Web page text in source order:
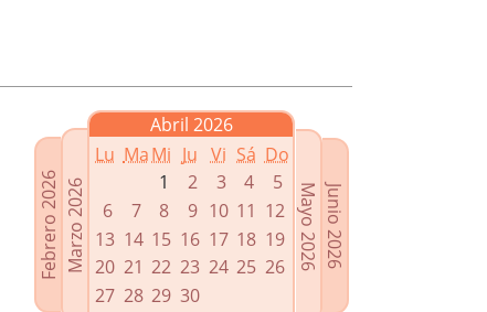
Febrero 2026Marzo 2026
Abril 2026
Lu MaMi Ju Vi Sá Do
1
2 3 4
5
6
7 8 9 10 11 12
13 14 15 16 17 18 19
20 21 22 23 24 25 26
27 28 29 30
Junio 2026
Mayo 2026